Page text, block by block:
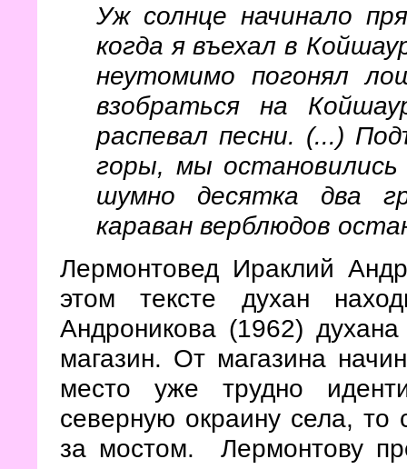
Уж солнце начинало
когда я въехал в
неутомимо погонял
взобраться на
распевал песни. (...)
горы, мы остановились
шумно десятка два
караван верблюдов
Лермонтовед Ираклий
этом тексте духан
Андроникова (1962)
магазин. От магазина
место уже трудно
северную окраину села,
за мостом. Лермонтову